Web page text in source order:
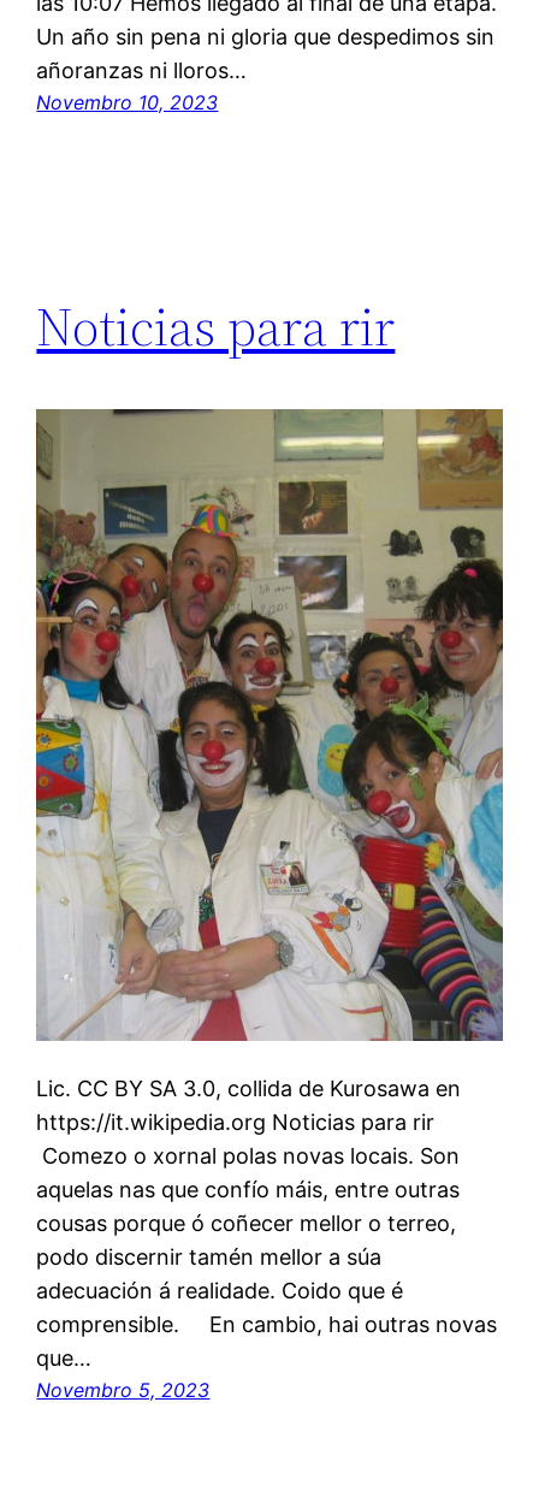
Un año sin pena ni gloria que despedimos sin
añoranzas ni lloros…
Novembro 10, 2023
Noticias para rir
Lic. CC BY SA 3.0, collida de Kurosawa en
https://it.wikipedia.org Noticias para rir
Comezo o xornal polas novas locais. Son
aquelas nas que confío máis, entre outras
cousas porque ó coñecer mellor o terreo,
podo discernir tamén mellor a súa
adecuación á realidade. Coido que é
comprensible. En cambio, hai outras novas
que…
Novembro 5, 2023